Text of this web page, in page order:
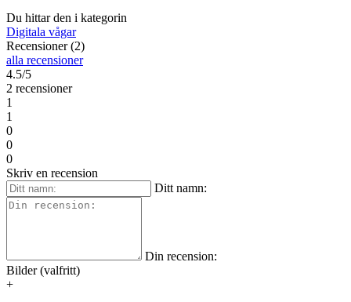
Du hittar den i kategorin
Digitala vågar
Recensioner (2)
alla recensioner
4.5/5
2 recensioner
1
1
0
0
0
Skriv en recension
Ditt namn:
Din recension:
Bilder (valfritt)
+